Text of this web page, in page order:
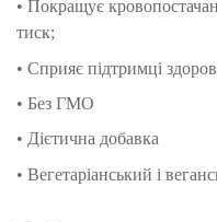
• Покращує
тиск;
• Сприяє підтримці
• Без ГМО
• Дієтична добавка
• Вегетаріанський і